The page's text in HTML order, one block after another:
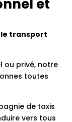
et
transport
ou privé, notre
toutes
de taxis
vers tous